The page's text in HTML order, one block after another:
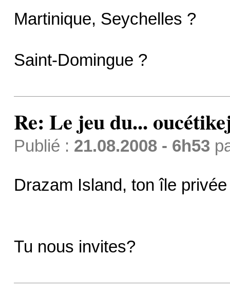
Martinique, Seychelles ?
Saint-Domingue ?
Re: Le jeu du...
Publié : 21.08.2008 - 6h53
Drazam Island, ton île
Tu nous invites?